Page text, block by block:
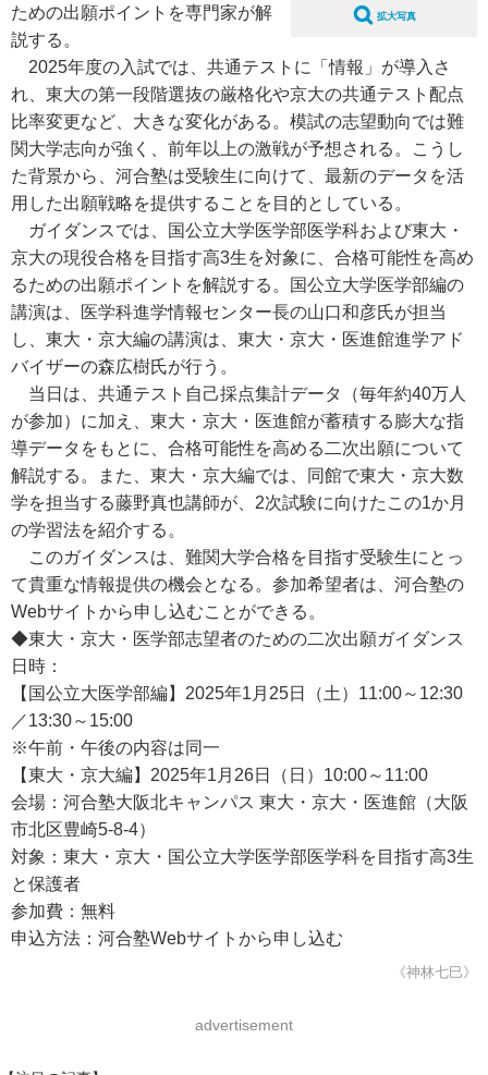
拡大写真
ための出願ポイントを専門家が解
説する。
2025年度の入試では、共通テストに「情報」が導入さ
れ、東大の第一段階選抜の厳格化や京大の共通テスト配点
比率変更など、大きな変化がある。模試の志望動向では難
関大学志向が強く、前年以上の激戦が予想される。こうし
た背景から、河合塾は受験生に向けて、最新のデータを活
用した出願戦略を提供することを目的としている。
ガイダンスでは、国公立大学医学部医学科および東大・
京大の現役合格を目指す高3生を対象に、合格可能性を高め
るための出願ポイントを解説する。国公立大学医学部編の
講演は、医学科進学情報センター長の山口和彦氏が担当
し、東大・京大編の講演は、東大・京大・医進館進学アド
バイザーの森広樹氏が行う。
当日は、共通テスト自己採点集計データ（毎年約40万人
が参加）に加え、東大・京大・医進館が蓄積する膨大な指
導データをもとに、合格可能性を高める二次出願について
解説する。また、東大・京大編では、同館で東大・京大数
学を担当する藤野真也講師が、2次試験に向けたこの1か月
の学習法を紹介する。
このガイダンスは、難関大学合格を目指す受験生にとっ
て貴重な情報提供の機会となる。参加希望者は、河合塾の
Webサイトから申し込むことができる。
◆東大・京大・医学部志望者のための二次出願ガイダンス
日時：
【国公立大医学部編】2025年1月25日（土）11:00～12:30
／13:30～15:00
※午前・午後の内容は同一
【東大・京大編】2025年1月26日（日）10:00～11:00
会場：河合塾大阪北キャンパス 東大・京大・医進館（大阪
市北区豊崎5-8-4）
対象：東大・京大・国公立大学医学部医学科を目指す高3生
と保護者
参加費：無料
申込方法：河合塾Webサイトから申し込む
《神林七巳》
advertisement